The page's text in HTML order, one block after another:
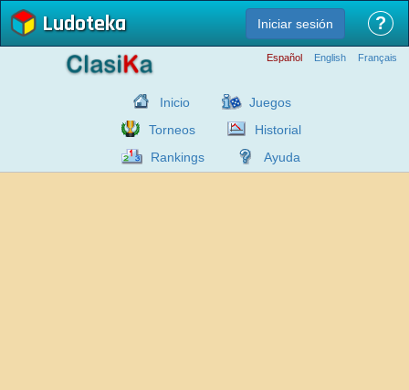
Ludoteka Iniciar sesión ?
Español English Français
Inicio
Juegos
Torneos
Historial
Rankings
Ayuda